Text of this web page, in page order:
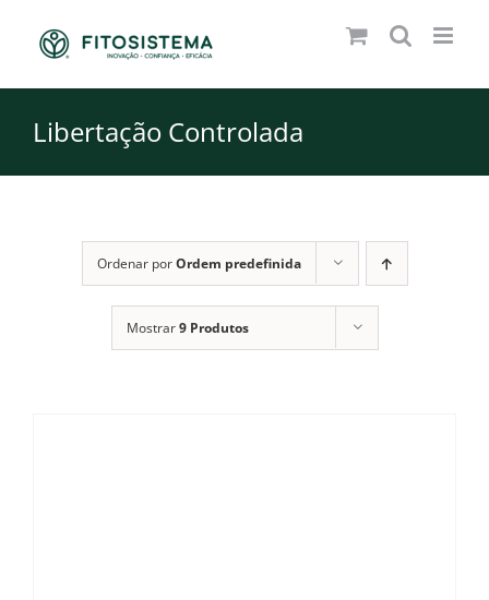
Libertação Controlada
Ordenar porOrdem predefinida
Mostrar9 Produtos